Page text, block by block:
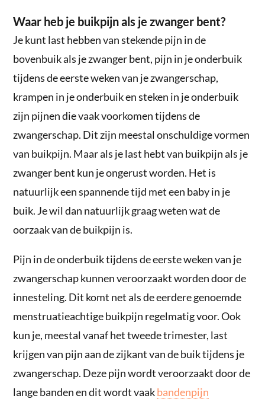
Waar heb je buikpijn als je zwanger bent?
Je kunt last hebben van stekende pijn in de
bovenbuik als je zwanger bent, pijn in je onderbuik
tijdens de eerste weken van je zwangerschap,
krampen in je onderbuik en steken in je onderbuik
zijn pijnen die vaak voorkomen tijdens de
zwangerschap. Dit zijn meestal onschuldige vormen
van buikpijn. Maar als je last hebt van buikpijn als je
zwanger bent kun je ongerust worden. Het is
natuurlijk een spannende tijd met een baby in je
buik. Je wil dan natuurlijk graag weten wat de
oorzaak van de buikpijn is.
Pijn in de onderbuik tijdens de eerste weken van je
zwangerschap kunnen veroorzaakt worden door de
innesteling. Dit komt net als de eerdere genoemde
menstruatieachtige buikpijn regelmatig voor. Ook
kun je, meestal vanaf het tweede trimester, last
krijgen van pijn aan de zijkant van de buik tijdens je
zwangerschap. Deze pijn wordt veroorzaakt door de
lange banden en dit wordt vaakbandenpijn